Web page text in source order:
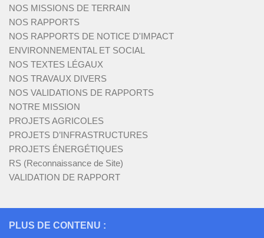
NOS MISSIONS DE TERRAIN
NOS RAPPORTS
NOS RAPPORTS DE NOTICE D'IMPACT
ENVIRONNEMENTAL ET SOCIAL
NOS TEXTES LÉGAUX
NOS TRAVAUX DIVERS
NOS VALIDATIONS DE RAPPORTS
NOTRE MISSION
PROJETS AGRICOLES
PROJETS D’INFRASTRUCTURES
PROJETS ÉNERGÉTIQUES
RS (Reconnaissance de Site)
VALIDATION DE RAPPORT
PLUS DE CONTENU :